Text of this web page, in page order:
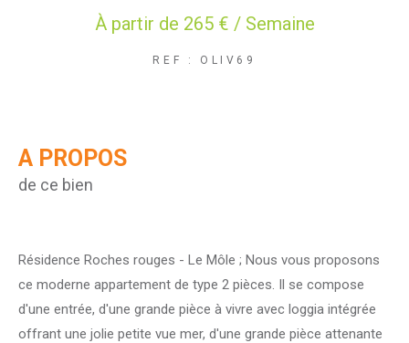
À partir de 265 € / Semaine
REF : OLIV69
A PROPOS
de ce bien
Résidence Roches rouges - Le Môle ; Nous vous proposons
ce moderne appartement de type 2 pièces. Il se compose
d'une entrée, d'une grande pièce à vivre avec loggia intégrée
offrant une jolie petite vue mer, d'une grande pièce attenante